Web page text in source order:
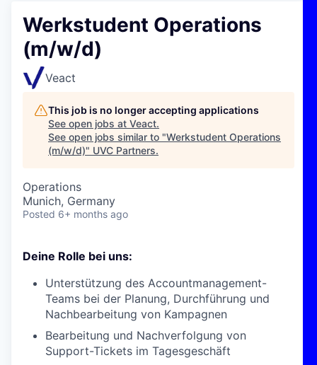
Werkstudent Operations
(m/w/d)
Veact
This job is no longer accepting applications
See open jobs at Veact.
See open jobs similar to "Werkstudent Operations
(m/w/d)" UVC Partners.
Operations
Munich, Germany
Posted 6+ months ago
Deine Rolle bei uns:
Unterstützung des Accountmanagement-
Teams bei der Planung, Durchführung und
Nachbearbeitung von Kampagnen
Bearbeitung und Nachverfolgung von
Support-Tickets im Tagesgeschäft